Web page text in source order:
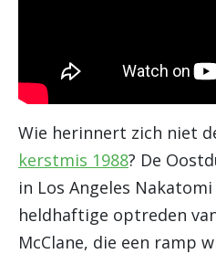
Wie herinnert zich niet
kerstmis 1988? De
in Los Angeles
heldhaftige optreden
McClane, die een ramp